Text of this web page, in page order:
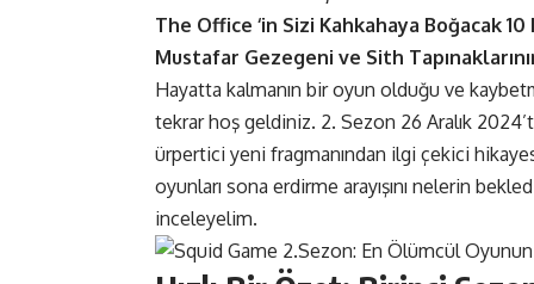
The Office ‘in Sizi Kahkahaya Boğacak 10
Mustafar Gezegeni ve Sith
Hayatta kalmanın bir oyun olduğu ve
tekrar hoş geldiniz. 2. Sezon 26 Aralık
ürpertici yeni fragmanından ilgi çekici
oyunları sona erdirme arayışını nelerin
inceleyelim.